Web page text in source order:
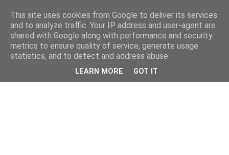
This site uses cookies from Google to deliver its services
and to analyze traffic. Your IP address and user-agent are
shared with Google along with performance and security
metrics to ensure quality of service, generate usage
statistics, and to detect and address abuse.
LEARN MORE GOT IT